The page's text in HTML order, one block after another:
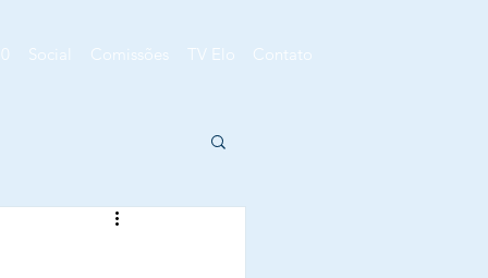
Social Comissões TV Elo Contato